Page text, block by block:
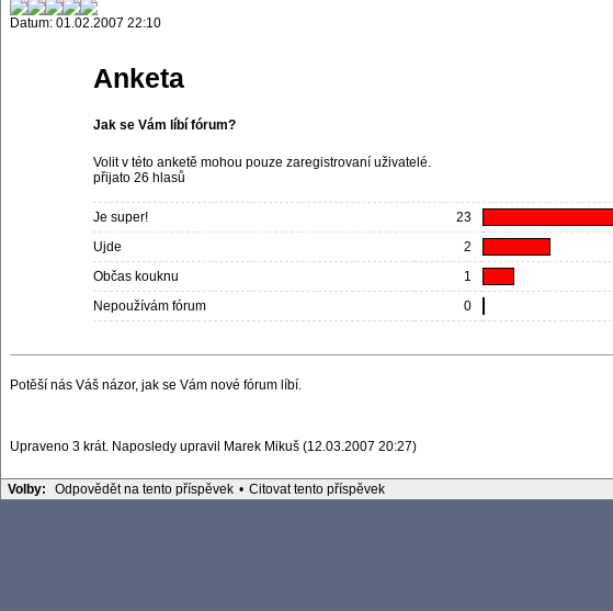
Datum: 01.02.2007 22:10
Anketa
Jak se Vám líbí fórum?
Volit v této anketě mohou pouze zaregistrovaní uživatelé.
přijato 26 hlasů
Je super! 23
Ujde
2
Občas kouknu
1
Nepoužívám fórum
0
Potěší nás Váš názor, jak se Vám nové fórum líbí.
Upraveno 3 krát. Naposledy upravil Marek Mikuš (12.03.2007 20:27)
Volby: Odpovědět na tento příspěvek • Citovat tento příspěvek